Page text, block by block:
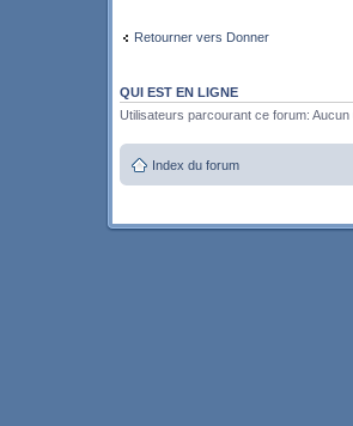
Retourner vers Donner
QUI EST EN LIGNE
Utilisateurs parcourant ce forum:
Index du forum